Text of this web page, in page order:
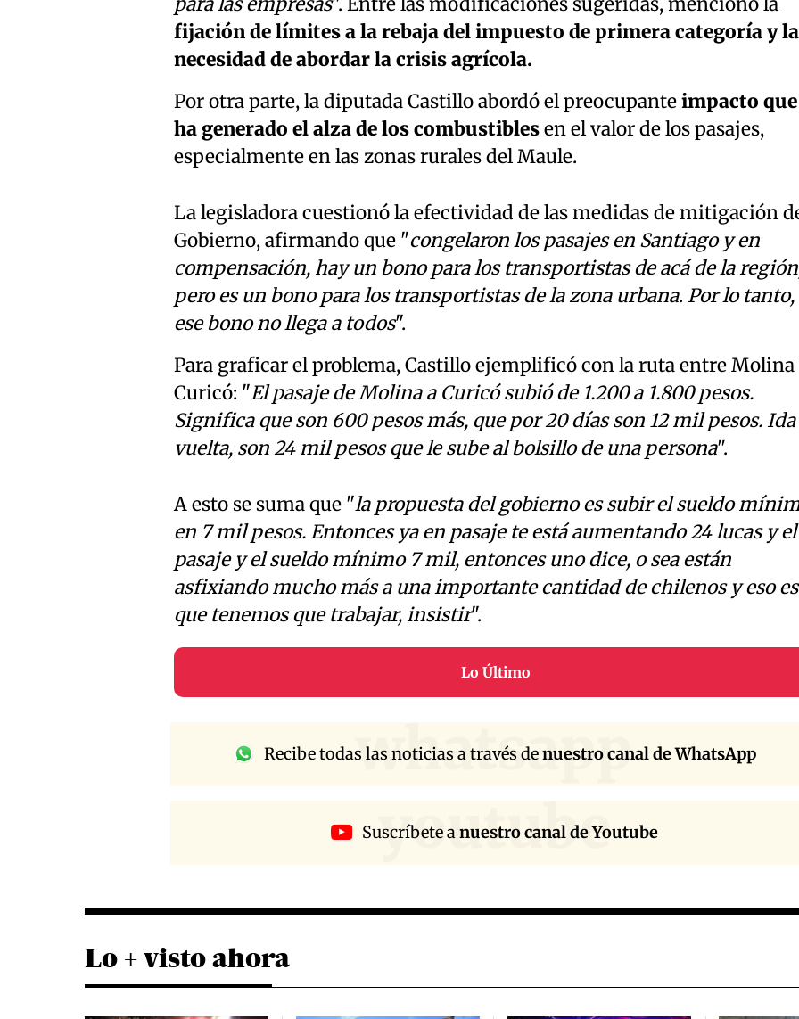
fijación de límites a la rebaja del impuesto de primera categoría y la
necesidad de abordar la crisis agrícola.
Por otra parte, la diputada Castillo abordó el preocupanteimpacto que
ha generado el alza de los combustiblesen el valor de los pasajes,
especialmente en las zonas rurales del Maule.
La legisladora cuestionó la efectividad de las medidas de mitigación
Gobierno, afirmando que "congelaron los pasajes en Santiago y en
compensación, hay un bono para los transportistas de acá de la
pero es un bono para los transportistas de la zona urbana. Por lo tanto,
ese bono no llega a todos".
Para graficar el problema, Castillo ejemplificó con la ruta entre Molina
Curicó: "El pasaje de Molina a Curicó subió de 1.200 a 1.800 pesos.
Significa que son 600 pesos más, que por 20 días son 12 mil pesos.
vuelta, son 24 mil pesos que le sube al bolsillo de una persona".
A esto se suma que "la propuesta del gobierno es subir el sueldo
en 7 mil pesos. Entonces ya en pasaje te está aumentando 24 lucas y el
pasaje y el sueldo mínimo 7 mil, entonces uno dice, o sea están
asfixiando mucho más a una importante cantidad de chilenos y eso
que tenemos que trabajar, insistir".
Lo Último
whatsapp
Recibe todas las noticias a través denuestro canal de WhatsApp
youtube
Suscríbete anuestro canal de Youtube
Lo + visto ahora